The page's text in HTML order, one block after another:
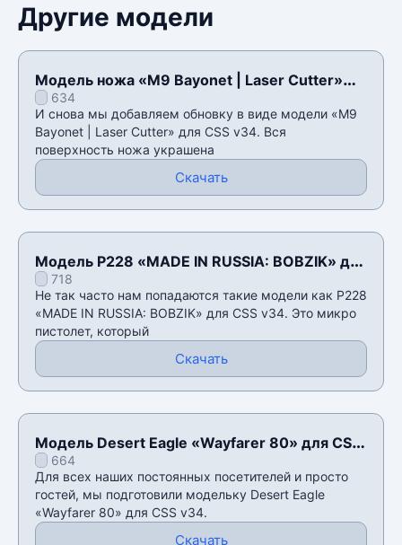
Другие модели
Модель ножа «M9 Bayonet | Laser Cutter»
для CSS v34
634
И снова мы добавляем обновку в виде модели «M9
Bayonet | Laser Cutter» для CSS v34. Вся
поверхность ножа украшена
Скачать
Модель P228 «MADE IN RUSSIA: BOBZIK» для
CSS v34
718
Не так часто нам попадаются такие модели как P228
«MADE IN RUSSIA: BOBZIK» для CSS v34. Это микро
пистолет, который
Скачать
Модель Desert Eagle «Wayfarer 80» для CSS
v34664
Для всех наших постоянных посетителей и просто
гостей, мы подготовили модельку Desert Eagle
«Wayfarer 80» для CSS v34.
Скачать